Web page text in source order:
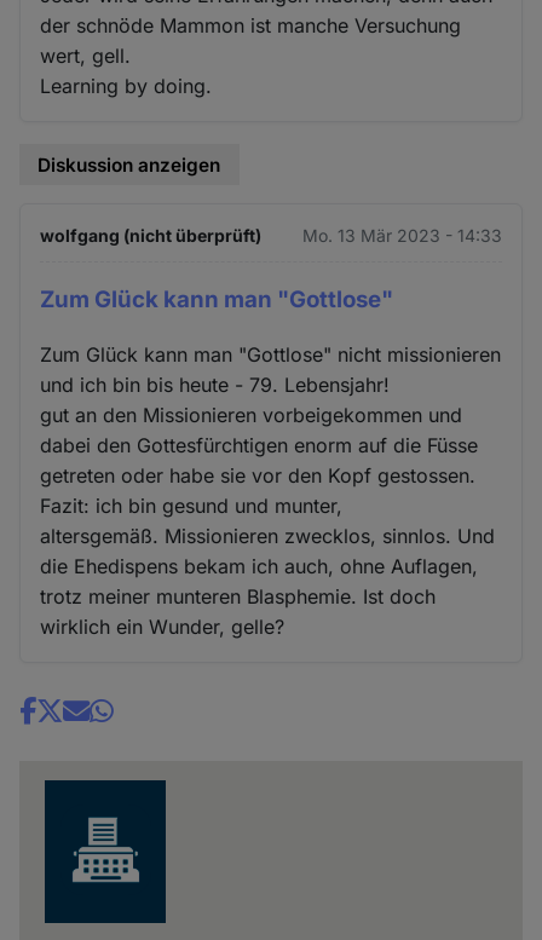
der schnöde Mammon ist manche Versuchung
wert, gell.
Learning by doing.
Diskussion anzeigen
wolfgang (nicht überprüft) Mo. 13 Mär 2023 - 14:33
Zum Glück kann man "Gottlose"
Zum Glück kann man "Gottlose" nicht missionieren
und ich bin bis heute - 79. Lebensjahr!
gut an den Missionieren vorbeigekommen und
dabei den Gottesfürchtigen enorm auf die Füsse
getreten oder habe sie vor den Kopf gestossen.
Fazit: ich bin gesund und munter,
altersgemäß. Missionieren zwecklos, sinnlos. Und
die Ehedispens bekam ich auch, ohne Auflagen,
trotz meiner munteren Blasphemie. Ist doch
wirklich ein Wunder, gelle?
Share